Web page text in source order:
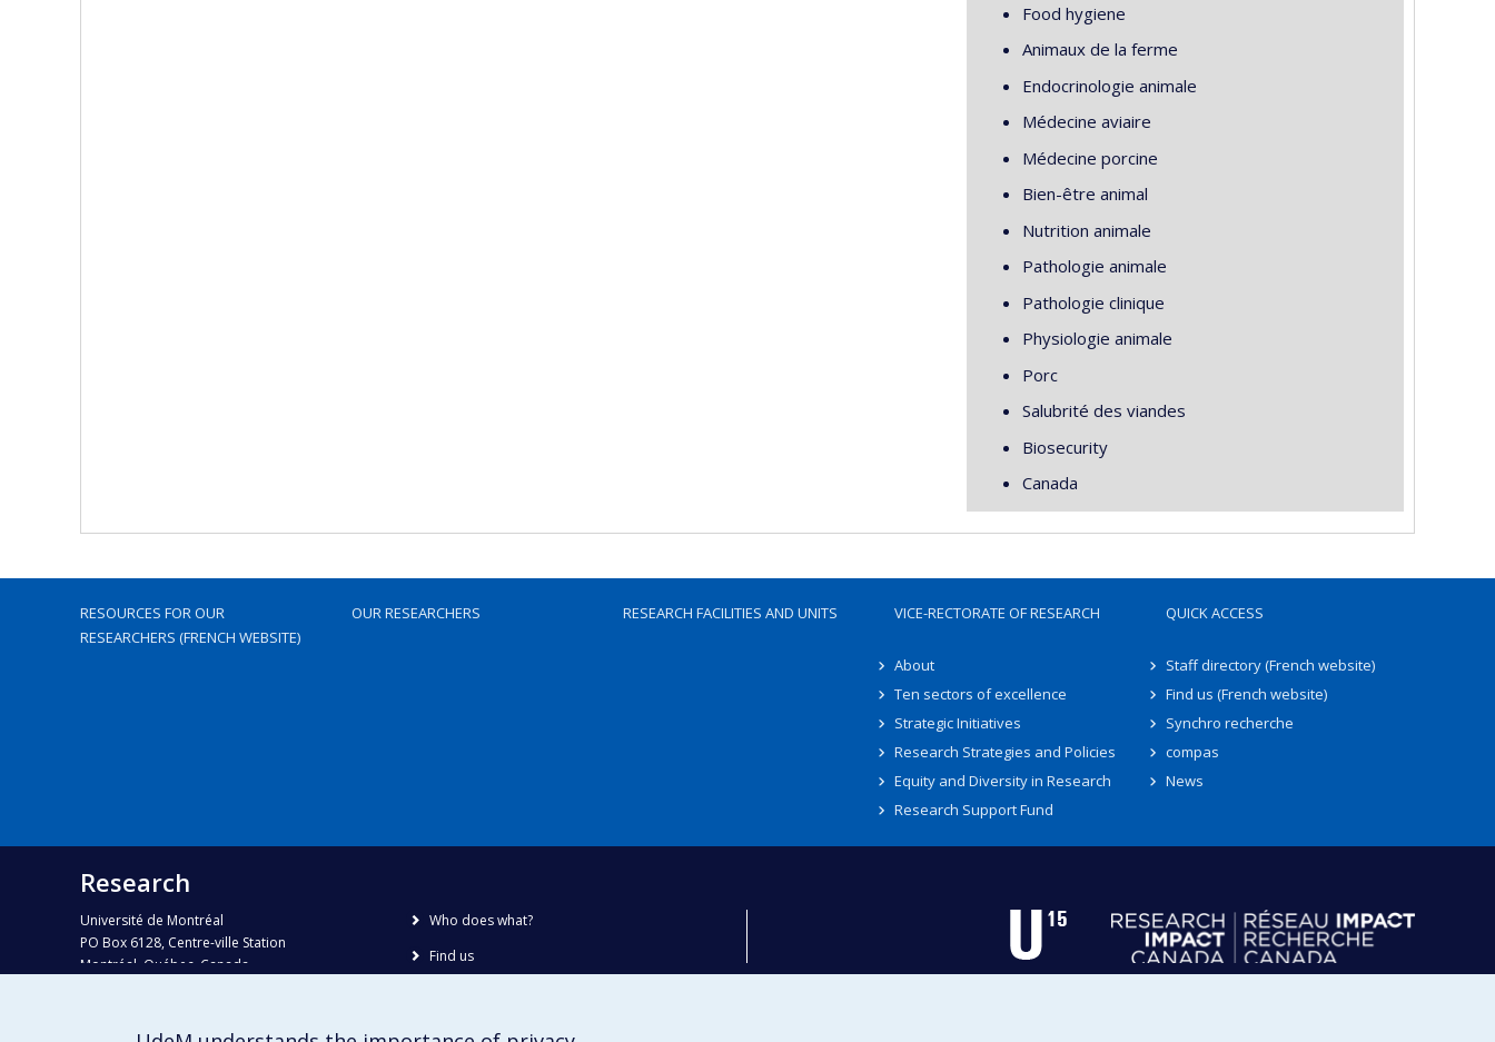
Food hygiene
Animaux de la ferme
Endocrinologie animale
Médecine aviaire
Médecine porcine
Bien-être animal
Nutrition animale
Pathologie animale
Pathologie clinique
Physiologie animale
Porc
Salubrité des viandes
Biosecurity
Canada
RESOURCES FOR OUR
RESEARCHERS (FRENCH WEBSITE)
OUR RESEARCHERS RESEARCH FACILITIES AND UNITS VICE-RECTORATE OF RESEARCH
About
Ten sectors of excellence
Strategic Initiatives
Research Strategies and Policies
Equity and Diversity in Research
Research Support Fund
QUICK ACCESS
Staff directory (French website)
Find us (French website)
Synchro recherche
compas
News
Research
Université de Montréal
PO Box 6128, Centre-ville Station
Montréal, Québec, Canada
Phone : 514 343-6111, #38492
Who does what?
Find us